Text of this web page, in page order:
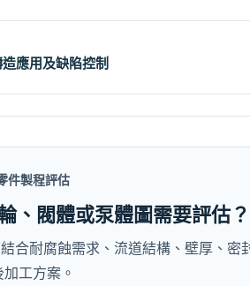
應用及缺陷控制
件製程評估
、閥體或泵體圖需要評估？
合耐腐蝕需求、流道結構、壁厚、
工方案。